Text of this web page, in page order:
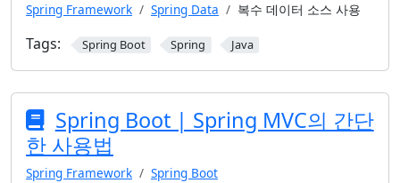
Spring Framework Spring Data 복수 데이터 소스 사용
Tags: Spring Boot Spring Java
Spring Boot | Spring MVC의 간단
한 사용법
Spring Framework
Spring Boot